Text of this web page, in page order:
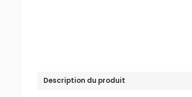
Description du produit